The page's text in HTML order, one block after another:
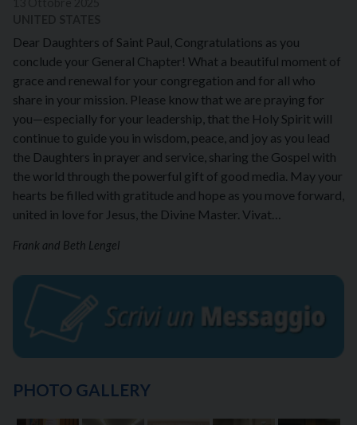
Dear Daughters of Saint Paul, Congratulations as you
conclude your General Chapter! What a beautiful moment of
grace and renewal for your congregation and for all who
share in your mission. Please know that we are praying for
you—especially for your leadership, that the Holy Spirit will
continue to guide you in wisdom, peace, and joy as you lead
the Daughters in prayer and service, sharing the Gospel with
the world through the powerful gift of good media. May your
hearts be filled with gratitude and hope as you move forward,
united in love for Jesus, the Divine Master. Vivat…
Frank and Beth Lengel
PHOTO GALLERY